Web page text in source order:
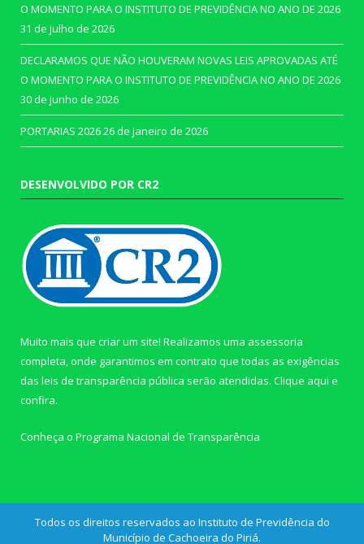
O MOMENTO PARA O INSTITUTO DE PREVIDÊNCIA NO ANO DE 2026
31 de julho de 2026
DECLARAMOS QUE NÃO HOUVERAM NOVAS LEIS APROVADAS ATÉ
O MOMENTO PARA O INSTITUTO DE PREVIDÊNCIA NO ANO DE 2026
30 de junho de 2026
PORTARIAS 202626 de janeiro de 2026
DESENVOLVIDO POR CR2
Muito mais que criar um site! Realizamos uma assessoria
completa, onde garantimos em contrato que todas as exigências
das leis de transparência pública serão atendidas. Clique aqui e
confira.
Conheça o Programa Nacional de Transparência
Todos os direitos reservados ao Instituto de Previdência do
Município de Cachoeira do Piriá.